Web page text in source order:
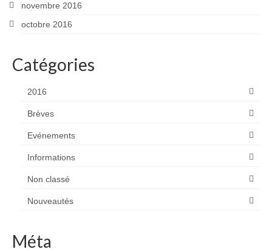
novembre 2016
octobre 2016
Catégories
2016
Brèves
Evénements
Informations
Non classé
Nouveautés
Méta